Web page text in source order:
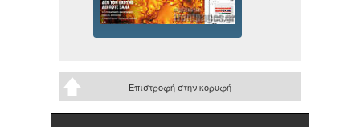
Επιστροφή στην κορυφή